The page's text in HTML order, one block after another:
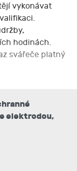
vykonávat
hodinách.
svářeče platný
zakončení
závěrečnou
kovů.
elektrodou,